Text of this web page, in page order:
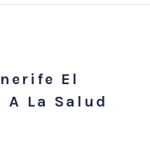
El
La Salud